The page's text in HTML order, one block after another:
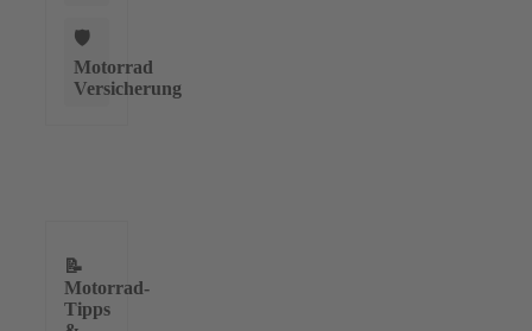
🛡️
Motorrad
Versicherung
📝
Motorrad-
Tipps